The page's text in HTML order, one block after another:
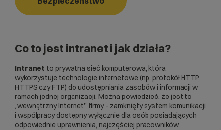
Co to jest intranet i jak działa?
Intranet to prywatna sieć komputerowa, która
wykorzystuje technologie internetowe (np. protokół HTTP,
HTTPS czyFTP) do udostępniania zasobów i informacji w
ramach jednej organizacji. Można powiedzieć, że jest to
„wewnętrzny Internet” firmy – zamknięty system komunikacji
i współpracy dostępny wyłącznie dla osób posiadających
odpowiednie uprawnienia, najczęściej pracowników.